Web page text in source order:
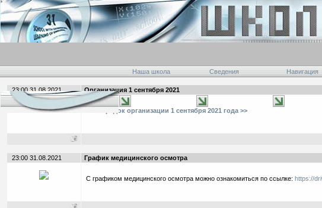
Наша школа Сведения Навигация
23:00 31.08.2021 Организация 1 сентября 2021
Распорядок организации 1 сентября 2021 года >>
23:00 31.08.2021 График медицинского осмотра
С графиком медицинского осмотра можно ознакомиться по ссылке: https://